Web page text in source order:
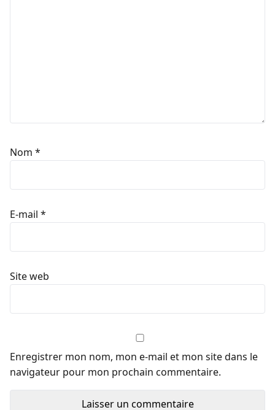
Nom *
E-mail *
Site web
Enregistrer mon nom, mon e-mail et mon site dans le
navigateur pour mon prochain commentaire.